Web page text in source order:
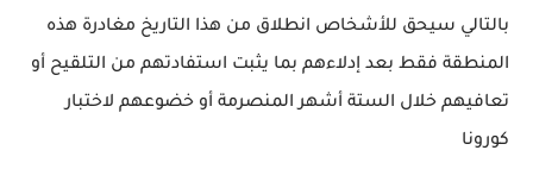
بالتالي سيحق للأشخاص انطلاق من هذا التاريخ مغادرة هذه
المنطقة فقط بعد إدلاءهم بما يثبت استفادتهم من التلقيح أو
تعافيهم خلال الستة أشهر المنصرمة أو خضوعهم لاختبار
كورونا